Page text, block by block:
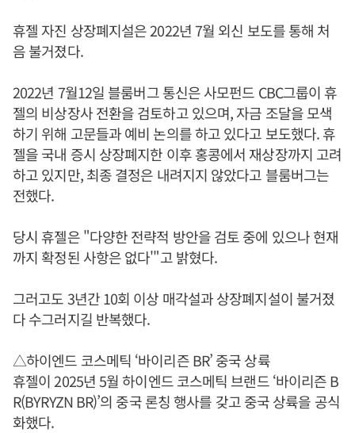
휴젤 자진 상장폐지설은 2022년 7월 외신 보도를 통해 처
음 불거졌다.
2022년 7월12일 블룸버그 통신은 사모펀드 CBC그룹이 휴
젤의 비상장사 전환을 검토하고 있으며, 자금 조달을 모색
하기 위해 고문들과 예비 논의를 하고 있다고 보도했다. 휴
젤을 국내 증시 상장폐지한 이후 홍콩에서 재상장까지 고려
하고 있지만, 최종 결정은 내려지지 않았다고 블룸버그는
전했다.
당시 휴젤은 "다양한 전략적 방안을 검토 중에 있으나 현재
까지 확정된 사항은 없다'"고 밝혔다.
그러고도 3년간 10회 이상 매각설과 상장폐지설이 불거졌
다 수그러지길 반복했다.
△하이엔드 코스메틱 ‘바이리즌 BR’ 중국 상륙
휴젤이 2025년 5월 하이엔드 코스메틱 브랜드 ‘바이리즌 B
R(BYRYZN BR)’의 중국 론칭 행사를 갖고 중국 상륙을 공식
화했다.